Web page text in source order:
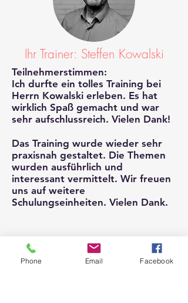
Ihr Trainer: Steffen Kowalski
Teilnehmerstimmen:
Ich durfte ein tolles Training bei
Herrn Kowalski erleben. Es hat
wirklich Spaß gemacht und war
sehr aufschlussreich. Vielen Dank!
Das Training wurde wieder sehr
praxisnah gestaltet. Die Themen
wurden ausführlich und
interessant vermittelt. Wir freuen
uns auf weitere
Schulungseinheiten. Vielen Dank.
Phone Email Facebook